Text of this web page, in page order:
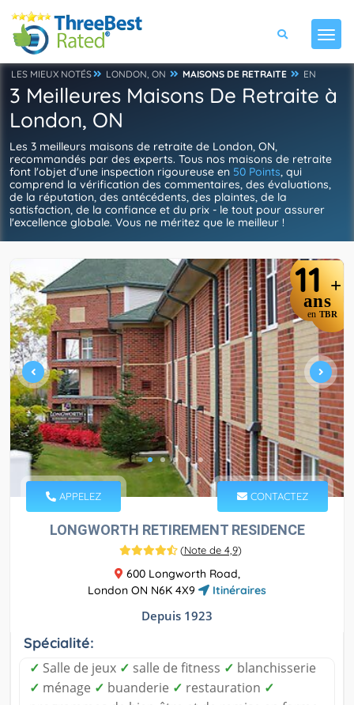
LES MIEUX NOTÉS LONDON, ON MAISONS DE RETRAITE EN
3 Meilleures Maisons De Retraite à
London, ON
Les 3 meilleurs maisons de retraite de London, ON,
recommandés par des experts. Tous nos maisons de retraite
font l'objet d'une inspection rigoureuse en 50 Points, qui
comprend la vérification des commentaires, des évaluations,
de la réputation, des antécédents, des plaintes, de la
satisfaction, de la confiance et du prix - le tout pour assurer
l'excellence globale. Vous ne méritez que le meilleur !
11 +
ans
en TBR
APPELEZ CONTACTEZ
LONGWORTH RETIREMENT RESIDENCE
(Note de 4,9)
600 Longworth Road,
London ON N6K 4X9
Itinéraires
Depuis 1923
Spécialité:
✓ Salle de jeux ✓ salle de fitness ✓ blanchisserie
✓ ménage ✓ buanderie ✓ restauration ✓